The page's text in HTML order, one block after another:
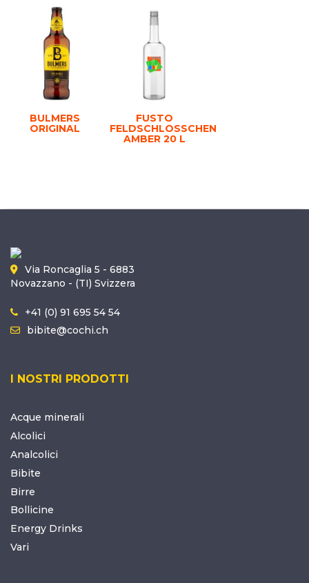
BULMERS
ORIGINAL
FUSTO
FELDSCHLOSSCHEN
AMBER 20 L
Via Roncaglia 5 - 6883
Novazzano - (TI) Svizzera
+41 (0) 91 695 54 54
bibite@cochi.ch
I NOSTRI PRODOTTI
Acque minerali
Alcolici
Analcolici
Bibite
Birre
Bollicine
Energy Drinks
Vari